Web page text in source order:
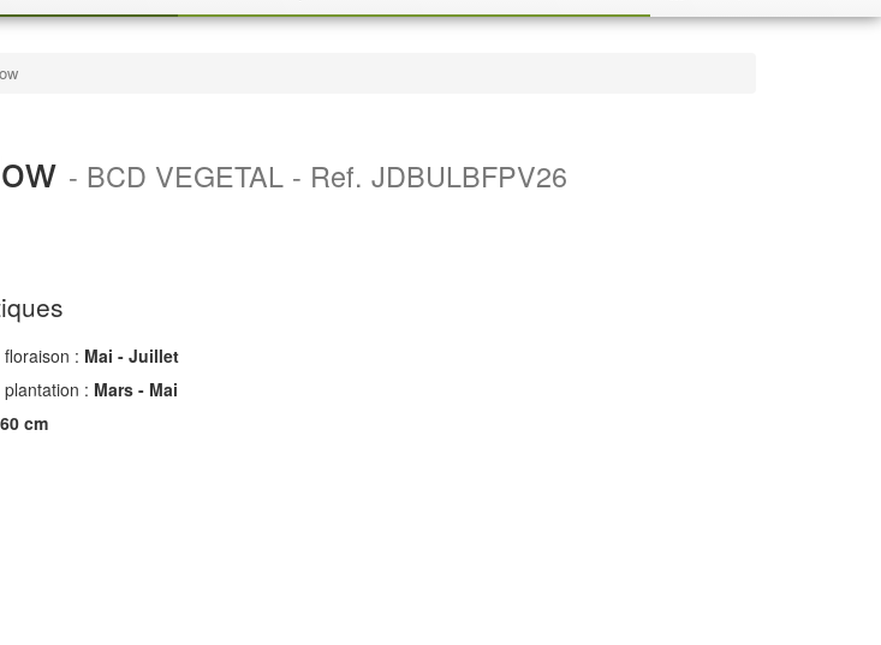
- BCD VEGETAL - Ref. JDBULBFPV26
: Mai - Juillet
: Mars - Mai
60 cm